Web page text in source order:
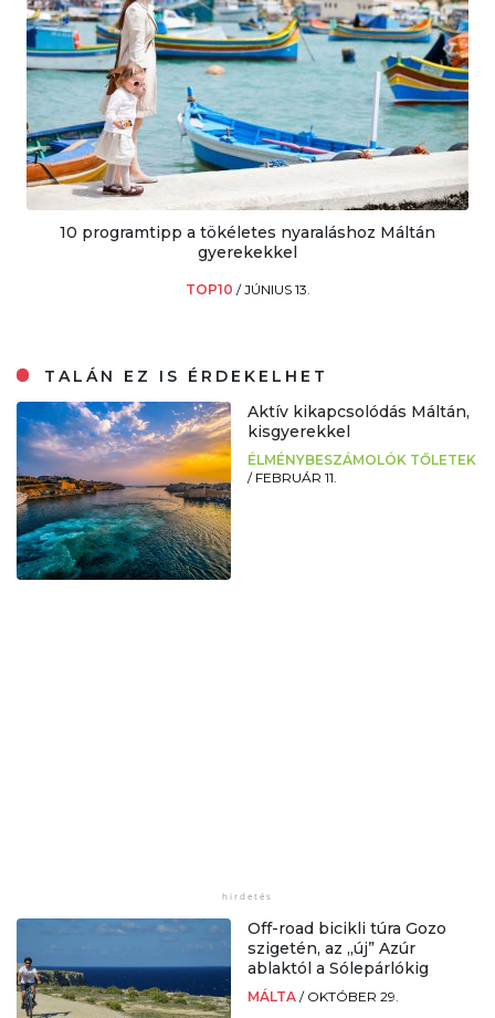
10 programtipp a tökéletes nyaraláshoz Máltán
gyerekekkel
TOP10 /JÚNIUS 13.
TALÁN EZ IS ÉRDEKELHET
Aktív kikapcsolódás Máltán,
kisgyerekkel
ÉLMÉNYBESZÁMOLÓK TŐLETEK
/ FEBRUÁR 11.
Off-road bicikli túra Gozo
szigetén, az „új” Azúr
ablaktól a Sólepárlókig
MÁLTA / OKTÓBER 29.